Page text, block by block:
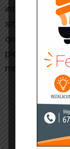
integral a los
situación
que viven los
plenamente de
máximo de